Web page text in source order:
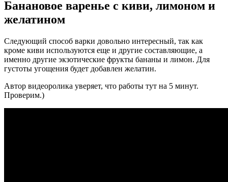
Банановое варенье с киви, лимоном и
желатином
Следующий способ варки довольно интересный, так как
кроме киви используются еще и другие составляющие, а
именно другие экзотические фрукты бананы и лимон. Для
густоты угощения будет добавлен желатин.
Автор видеоролика уверяет, что работы тут на 5 минут.
Проверим.)